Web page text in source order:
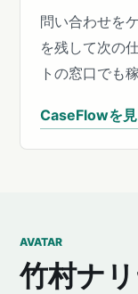
問い合わせを
を残して次の
トの窓口でも
CaseFlowを
AVATAR
竹村ナ